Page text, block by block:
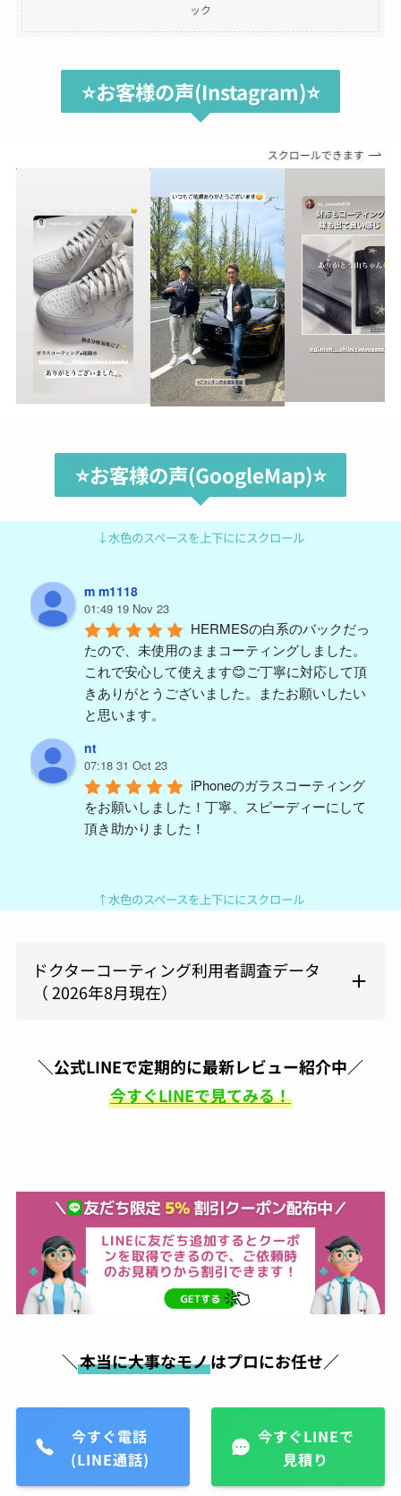
ック
⭐️お客様の声(Instagram)⭐️
スクロールできます
⭐️お客様の声(GoogleMap)⭐️
↓水色のスペースを上下ににスクロール
m m1118
01:49 19 Nov 23
HERMESの白系のバックだっ
たので、未使用のままコーティングしました。
これで安心して使えます😊ご丁寧に対応して頂
きありがとうございました。またお願いしたい
と思います。
nt
07:18 31 Oct 23
iPhoneのガラスコーティング
をお願いしました！丁寧、スピーディーにして
頂き助かりました！
久々PORTERバッグを買い替
ましたが1ヶ月ほど使っても全然キレイに使え
てます。予約も電話してすぐに対応頂けまし
た。また今度はスマホをやってもらおうと思い
原亜
06:24 05 Aug 23
昔から金属アレルギーがあ
完成。そこから毎日身につけてはおりますが、
1ヶ月ほどしてもなにも症状が出なくて本当に
感謝です！これからは気にせず、アクセサリー
購入したらすぐにまたお願いしちゃおうと思い
ます！
久々に買ったスニーカー。白
ら紹介されて持ち込み。電話予約後すぐに対応
頂き、夕方にはすぐ履けるようにしてもらって
そこから履いてますが、白スニーカーでも気に
ならないくらいキレイに保ててます。また新し
いの買ったら持って行こうと思います
↑水色のスペースを上下ににスクロール
ドクターコーティング利用者調査データ
（ 2026年8月現在）
＼公式LINEで定期的に最新レビュー紹介中／
今すぐLINEで見てみる！
＼本当に大事なモノはプロにお任せ／
今すぐ電話
(LINE通話)
今すぐLINEで
見積り